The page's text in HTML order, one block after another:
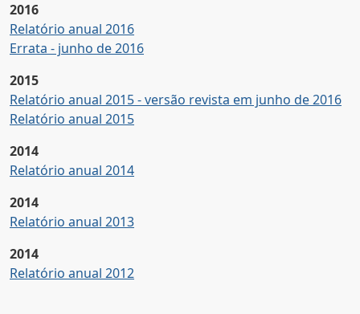
2016
Relatório anual 2016
Errata - junho de 2016
2015
Relatório anual 2015 - versão revista em junho de 2016
Relatório anual 2015
2014
Relatório anual 2014
2014
Relatório anual 2013
2014
Relatório anual 2012